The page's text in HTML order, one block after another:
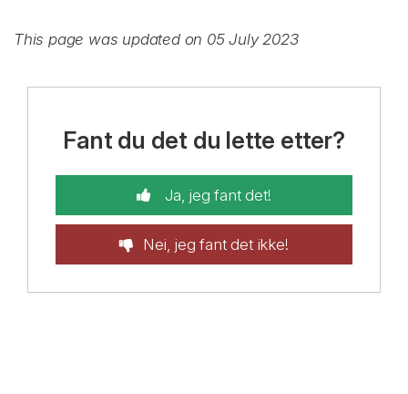
This page was updated on 05 July 2023
Fant du det du lette etter?
Ja, jeg fant det!
Nei, jeg fant det ikke!